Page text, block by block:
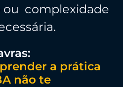
ou complexidade
a prática
não te